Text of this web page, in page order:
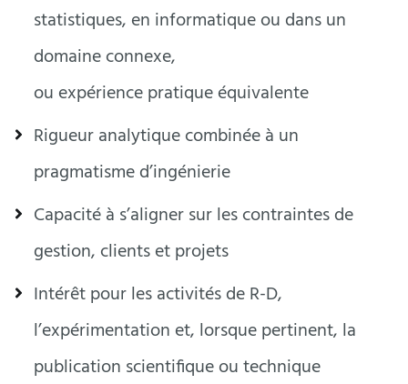
statistiques, en informatique ou dans un
domaine connexe,
ou expérience pratique équivalente
Rigueur analytique combinée à un
pragmatisme d’ingénierie
Capacité à s’aligner sur les contraintes de
gestion, clients et projets
Intérêt pour les activités de R-D,
l’expérimentation et, lorsque pertinent, la
publication scientifique ou technique